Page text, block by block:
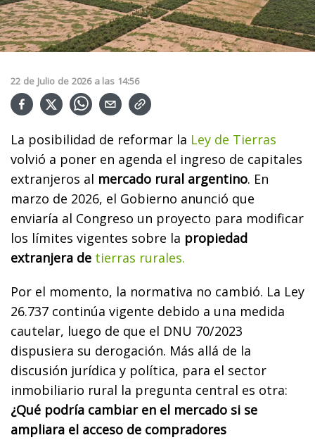
22 de Julio de 2026 a las 14:56
La posibilidad de reformar la Ley de Tierras
volvió a poner en agenda el ingreso de capitales
extranjeros al mercado rural argentino. En
marzo de 2026, el Gobierno anunció que
enviaría al Congreso un proyecto para modificar
los límites vigentes sobre la propiedad
extranjera de tierras rurales.
Por el momento, la normativa no cambió. La Ley
26.737 continúa vigente debido a una medida
cautelar, luego de que el DNU 70/2023
dispusiera su derogación. Más allá de la
discusión jurídica y política, para el sector
inmobiliario rural la pregunta central es otra:
¿Qué podría cambiar en el mercado si se
ampliara el acceso de compradores